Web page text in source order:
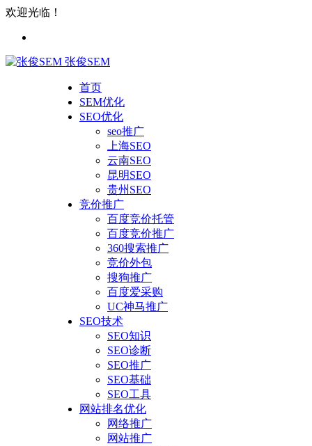
欢迎光临！
张俊SEM
首页
SEM优化
SEO优化
seo推广
上海SEO
云南SEO
昆明SEO
贵州SEO
竞价推广
百度竞价托管
百度竞价推广
360搜索推广
竞价外包
搜狗推广
百度爱采购
UC神马推广
SEO技术
SEO知识
SEO诊断
SEO推广
SEO基础
SEO工具
网站排名优化
网络推广
网站推广